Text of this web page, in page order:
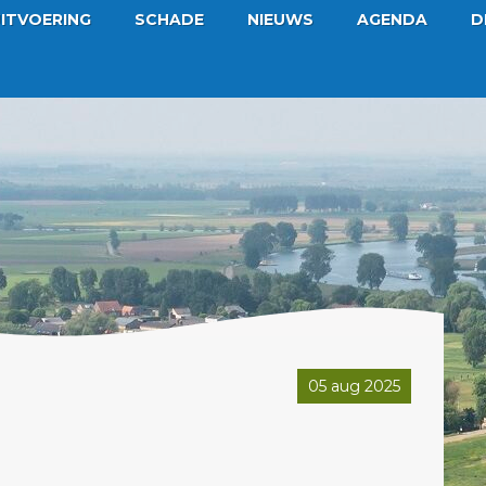
SCHADE NIEUWS AGENDA
05 aug 2025